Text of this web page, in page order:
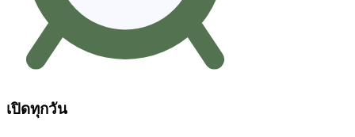
เปิดทุกวัน